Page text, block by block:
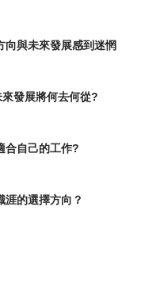
向與未來發展感到迷惘
發展將何去何從?
合自己的工作?
涯的選擇方向？